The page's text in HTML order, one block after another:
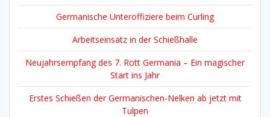
Germanische Unteroffiziere beim Curling
Arbeitseinsatz in der Schießhalle
Neujahrsempfang des 7. Rott Germania – Ein magischer
Start ins Jahr
Erstes Schießen der Germanischen-Nelken ab jetzt mit
Tulpen